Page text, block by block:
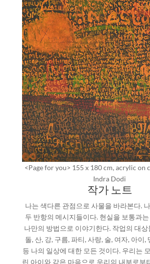
<Page for you> 155 x 180 cm, acrylic on
Indra Dodi
작가 노트
나는 색다른 관점으로 사물을 바라본다.
두 반항의 메시지들이다. 현실을 보통과
나만의 방법으로 이야기한다. 작업의 대상
돌, 산, 강, 구름, 파티, 사랑, 술, 여자, 아이,
등 나의 일상에 대한 모든 것이다. 우리는
린 아이와 같은 마음으로 우리의 내부로부